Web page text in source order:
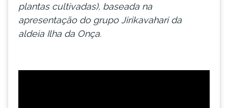
plantas cultivadas), baseada na
apresentação do grupo Jirikavahari da
aldeia Ilha da Onça.